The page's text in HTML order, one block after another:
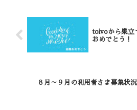
toivoから巣立
おめでとう！
８月～９月の利用者さま募集状況